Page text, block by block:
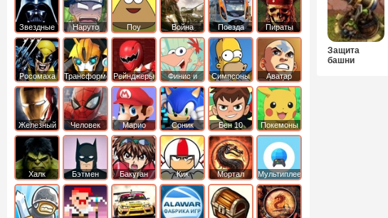
Защита
башни
Звездные
войны
Наруто Поу Война Поезда
Пираты
Карибского
Моря
Росомаха ТрансформерыРейнджеры
Самураи
Финис и
Ферб
Симпсоны
Аватар
легенда об
Аанге
Железный
человек
Человек
Паук
Марио Соник Бен 10 Покемоны
Халк Бэтмен Бакуган
Кик
Бутовский
Мортал
комбат
Мультиплеер